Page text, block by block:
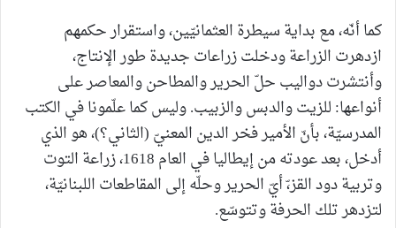
كما أنّه، مع بداية سيطرة العثمانيّين، واستقرار حكمهم
ازدهرت الزراعة ودخلت زراعات جديدة طور الإنتاج،
وأنتشرت دواليب حلّ الحرير والمطاحن والمعاصر على
أنواعها: للزيت والدبس والزبيب. وليس كما علّمونا في الكتب
المدرسيّة، بأنّ الأمير فخر الدين المعنيّ (الثاني؟)، هو الذي
أدخل، بعد عودته من إيطاليا في العام 1618، زراعة التوت
وتربية دود القز،ّ أيّ الحرير وحلّه إلى المقاطعات اللبنانيّة،
لتزدهر تلك الحرفة وتتوسّع.